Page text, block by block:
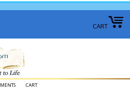
CART
CART